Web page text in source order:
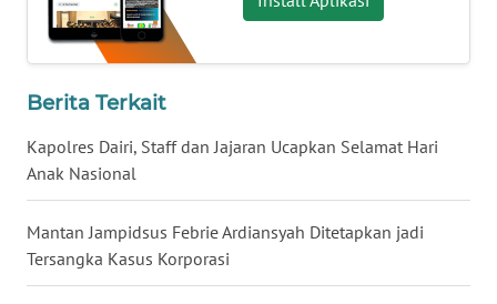
Berita Terkait
Kapolres Dairi, Staff dan Jajaran Ucapkan Selamat Hari
Anak Nasional
Mantan Jampidsus Febrie Ardiansyah Ditetapkan jadi
Tersangka Kasus Korporasi
WN
WN
DAIRI
WN
TOBA